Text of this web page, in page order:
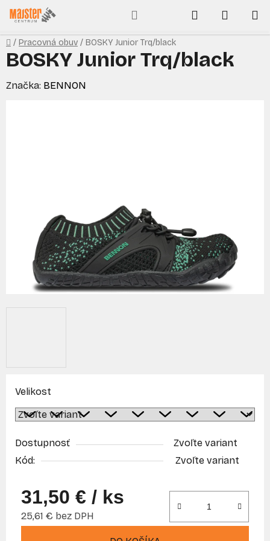
Prejsť
na
obsah
Hľadať
KOŠÍK
Domov
/ Pracovná obuv / BOSKY Junior Trq/black
Velikost
Dostupnosť
Zvoľte variant
Kód:
Zvoľte variant
31,50 € / ks
25,61 € bez DPH
BOSKY Junior Trq/black
Značka: BENNON